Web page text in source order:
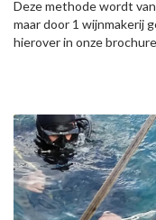
Deze methode wordt
maar door 1 wijnmakerij
hierover in onze